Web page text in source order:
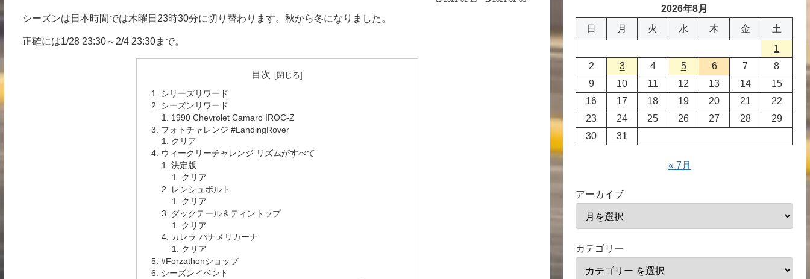
シーズンは日本時間では木曜日23時30分に切り替わります。秋から冬になりました。
正確には1/28 23:30～2/4 23:30まで。
目次
シリーズリワード
シーズンリワード
1990 Chevrolet Camaro IROC-Z
フォトチャレンジ #LandingRover
クリア
ウィークリーチャレンジ リズムがすべて
決定版
クリア
レンシュポルト
クリア
ダックテール＆ティントップ
クリア
カレラ パナメリカーナ
クリア
#Forzathonショップ
シーズンイベント
2026年8月
日
月 火 水 木 金
土
1
2
3 4 5 6 7
8
9
10 11 12 13 14
15
16
17 18 19 20 21
22
23
24 25 26 27 28
29
30
31
« 7月
アーカイブ
カテゴリー